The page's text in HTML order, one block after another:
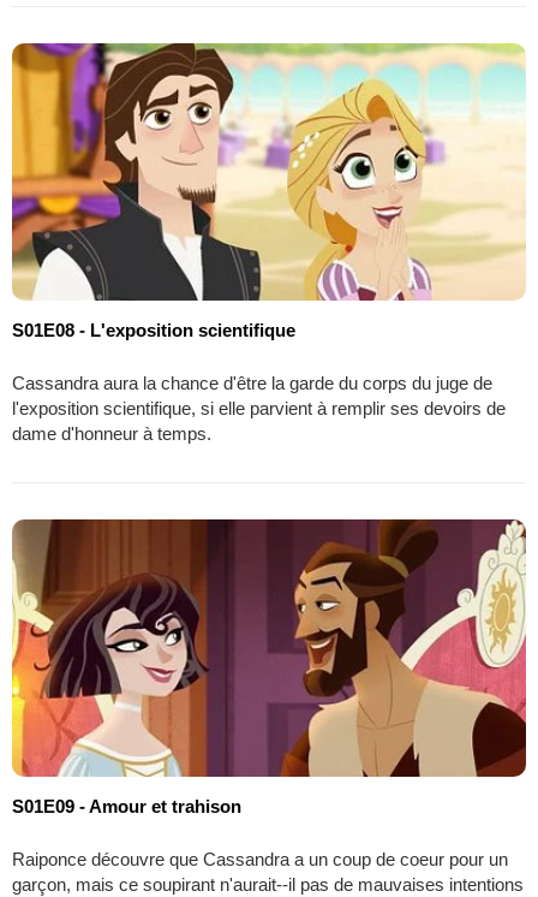
S01E08 - L'exposition scientifique
Cassandra aura la chance d'être la garde du corps du juge de
l'exposition scientifique, si elle parvient à remplir ses devoirs de
dame d'honneur à temps.
S01E09 - Amour et trahison
Raiponce découvre que Cassandra a un coup de coeur pour un
garçon, mais ce soupirant n'aurait--il pas de mauvaises intentions